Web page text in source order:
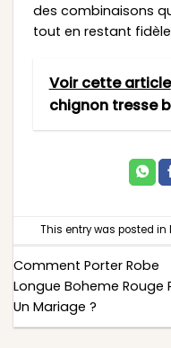
des combinaisons
tout en restant
Voir cette article
chignon tresse
This entry was posted in
Comment Porter Robe
Longue Boheme Rouge
Un Mariage ?